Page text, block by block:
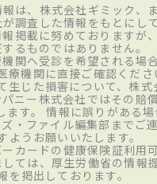
は、株式会社ギミック、
調査した情報をもとにして
掲載に努めておりますが
るものではありません。
関へ受診を希望される場
療機関に直接ご確認くださ
生じた損害について、株式
ニー株式会社ではその賠
ます。 情報に誤りがある
・ファイル編集部までご
ようお願いいたします。
カードの健康保険証利用
ては、厚生労働省の情報
を掲出しております。